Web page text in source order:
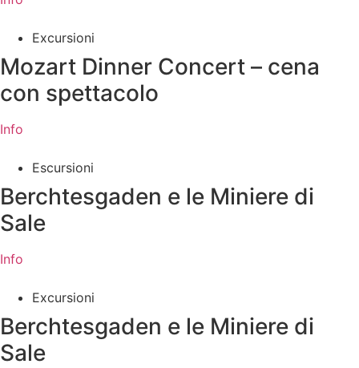
Excursioni
Mozart Dinner Concert – cena
con spettacolo
Info
Escursioni
Berchtesgaden e le Miniere di
Sale
Info
Excursioni
Berchtesgaden e le Miniere di
Sale